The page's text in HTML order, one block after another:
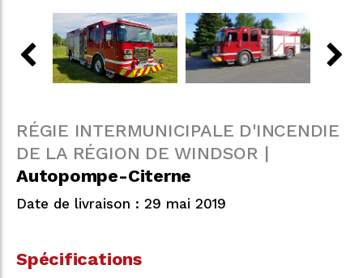
RÉGIE INTERMUNICIPALE D'INCENDIE
DE LA RÉGION DE WINDSOR |
Autopompe-Citerne
Date de livraison : 29 mai 2019
Spécifications